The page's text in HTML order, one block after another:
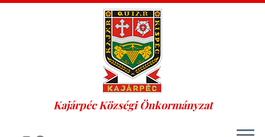
Kajárpéc Községi Önkormányzat